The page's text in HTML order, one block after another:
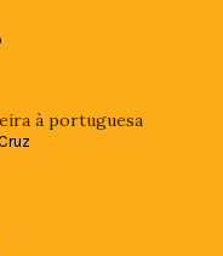
à portuguesa